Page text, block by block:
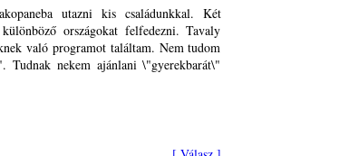
utazni kis családunkkal. Két
országokat felfedezni. Tavaly
való programot találtam. Nem tudom
Tudnak nekem ajánlani \"gyerekbarát\"